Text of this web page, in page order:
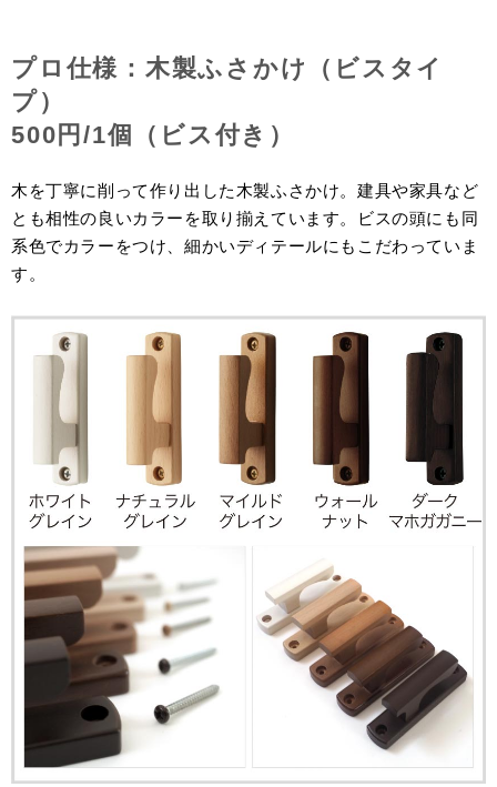
プロ仕様：木製ふさかけ（ビスタイ
プ）
500円/1個（ビス付き）
木を丁寧に削って作り出した木製ふさかけ。建具や家具など
とも相性の良いカラーを取り揃えています。ビスの頭にも同
系色でカラーをつけ、細かいディテールにもこだわっていま
す。